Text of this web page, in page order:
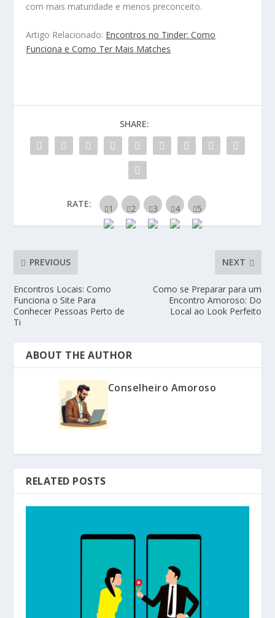
com mais maturidade e menos preconceito.
Artigo Relacionado: Encontros no Tinder: Como
Funciona e Como Ter Mais Matches
SHARE:
RATE:
PREVIOUS
Encontros Locais: Como
Funciona o Site Para
Conhecer Pessoas Perto de
Ti
NEXT
Como se Preparar para um
Encontro Amoroso: Do
Local ao Look Perfeito
ABOUT THE AUTHOR
Conselheiro Amoroso
RELATED POSTS